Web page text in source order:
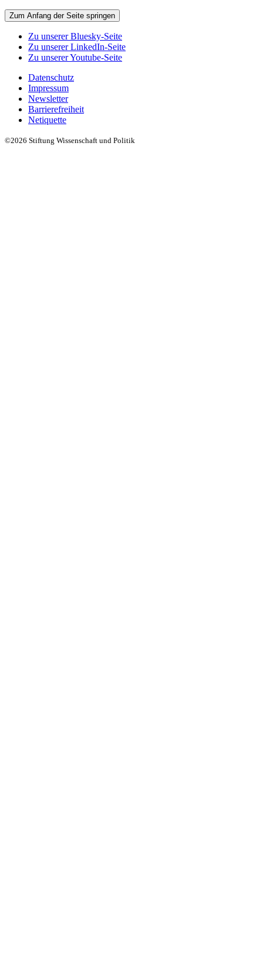
Zum Anfang der Seite springen
Zu unserer Bluesky-Seite
Zu unserer LinkedIn-Seite
Zu unserer Youtube-Seite
Datenschutz
Impressum
Newsletter
Barrierefreiheit
Netiquette
©2026 Stiftung Wissenschaft und Politik